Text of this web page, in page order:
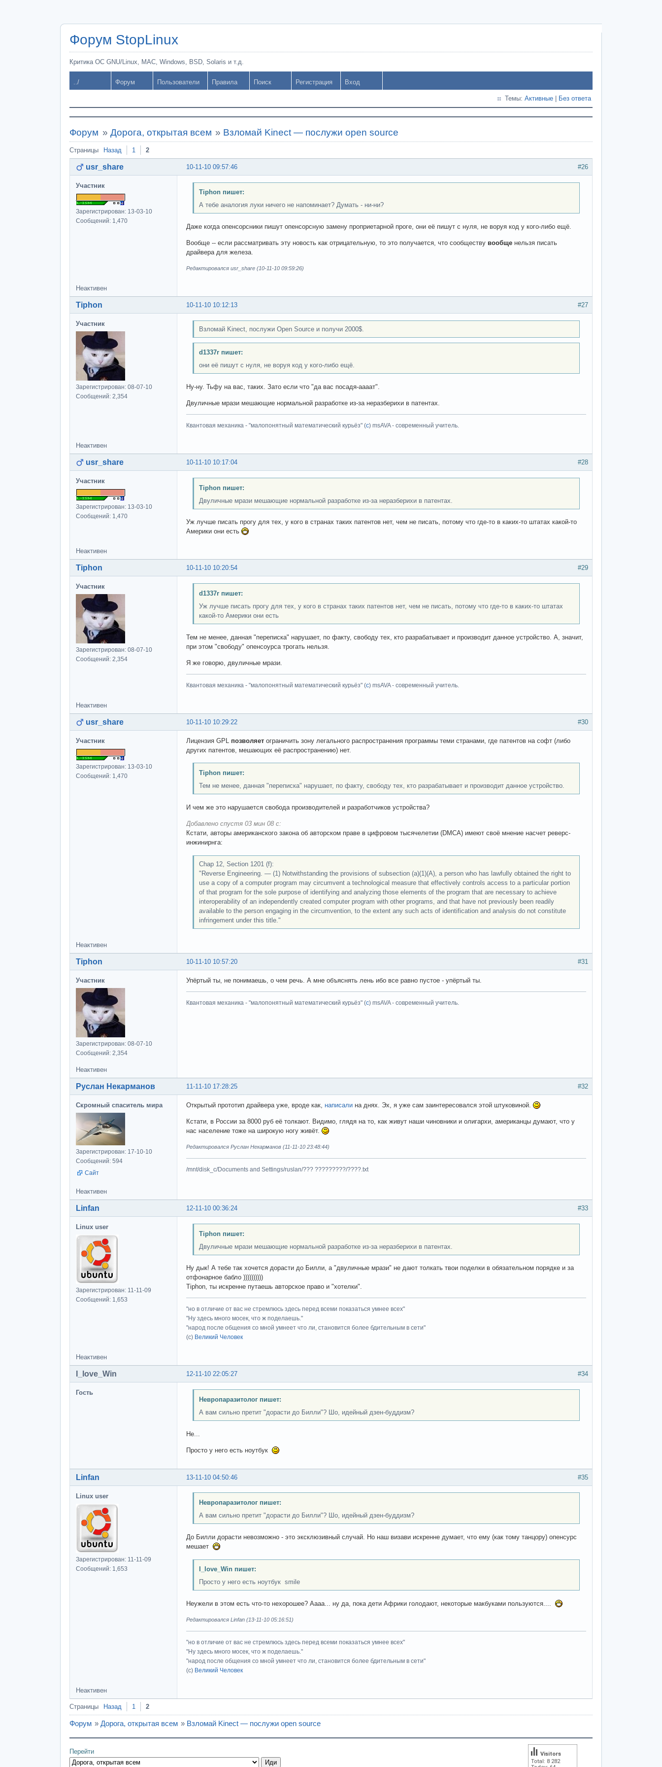
Форум StopLinux
Критика ОС GNU/Linux, MAC, Windows, BSD, Solaris и т.д.
../ Форум Пользователи Правила Поиск Регистрация Вход
Темы: Активные Без ответа
Форум » Дорога, открытая всем » Взломай Kinect — послужи open source
Страницы Назад 1 2
#26
10-11-10 09:57:46
usr_share
Участник
Зарегистрирован: 13-03-10
Сообщений: 1,470
Tiphon пишет:
А тебе аналогия луки ничего не напоминает? Думать - ни-ни?
Даже когда опенсорсники пишут опенсорсную замену проприетарной проге, они её пишут с нуля, не воруя код у кого-либо ещё.
Вообще -- если рассматривать эту новость как отрицательную, то это получается, что сообществу вообще нельзя писать
драйвера для железа.
Редактировался usr_share (10-11-10 09:59:26)
Неактивен
#27
10-11-10 10:12:13
Tiphon
Участник
Зарегистрирован: 08-07-10
Сообщений: 2,354
Взломай Kinect, послужи Open Source и получи 2000$.
d1337r пишет:
они её пишут с нуля, не воруя код у кого-либо ещё.
Ну-ну. Тьфу на вас, таких. Зато если что "да вас посадя-аааат".
Двуличные мрази мешающие нормальной разработке из-за неразберихи в патентах.
Квантовая механика - "малопонятный математический курьёз" (с) msAVA - современный учитель.
Неактивен
#28
10-11-10 10:17:04
usr_share
Участник
Зарегистрирован: 13-03-10
Сообщений: 1,470
Tiphon пишет:
Двуличные мрази мешающие нормальной разработке из-за неразберихи в патентах.
Уж лучше писать прогу для тех, у кого в странах таких патентов нет, чем не писать, потому что где-то в каких-то штатах какой-то
Америки они есть
Неактивен
#29
10-11-10 10:20:54
Tiphon
Участник
Зарегистрирован: 08-07-10
Сообщений: 2,354
d1337r пишет:
Уж лучше писать прогу для тех, у кого в странах таких патентов нет, чем не писать, потому что где-то в каких-то штатах
какой-то Америки они есть
Тем не менее, данная "переписка" нарушает, по факту, свободу тех, кто разрабатывает и производит данное устройство. А, значит,
при этом "свободу" опенсоурса трогать нельзя.
Я же говорю, двуличные мрази.
Квантовая механика - "малопонятный математический курьёз" (с) msAVA - современный учитель.
Неактивен
#30
10-11-10 10:29:22
usr_share
Участник
Зарегистрирован: 13-03-10
Сообщений: 1,470
Лицензия GPL позволяет ограничить зону легального распространения программы теми странами, где патентов на софт (либо
других патентов, мешающих её распространению) нет.
Tiphon пишет:
Тем не менее, данная "переписка" нарушает, по факту, свободу тех, кто разрабатывает и производит данное устройство.
И чем же это нарушается свобода производителей и разработчиков устройства?
Добавлено спустя 03 мин 08 с:
Кстати, авторы американского закона об авторском праве в цифровом тысячелетии (DMCA) имеют своё мнение насчет реверс-
инжинирнга:
Chap 12, Section 1201 (f):
"Reverse Engineering. — (1) Notwithstanding the provisions of subsection (a)(1)(A), a person who has lawfully obtained the right to
use a copy of a computer program may circumvent a technological measure that effectively controls access to a particular portion
of that program for the sole purpose of identifying and analyzing those elements of the program that are necessary to achieve
interoperability of an independently created computer program with other programs, and that have not previously been readily
available to the person engaging in the circumvention, to the extent any such acts of identification and analysis do not constitute
infringement under this title."
Неактивен
#31
10-11-10 10:57:20
Tiphon
Участник
Зарегистрирован: 08-07-10
Сообщений: 2,354
Упёртый ты, не понимаешь, о чем речь. А мне объяснять лень ибо все равно пустое - упёртый ты.
Квантовая механика - "малопонятный математический курьёз" (с) msAVA - современный учитель.
Неактивен
#32
11-11-10 17:28:25
Руслан Некарманов
Скромный спаситель мира
Зарегистрирован: 17-10-10
Сообщений: 594
Сайт
Открытый прототип драйвера уже, вроде как, написали на днях. Эх, я уже сам заинтересовался этой штуковиной.
Кстати, в России за 8000 руб её толкают. Видимо, глядя на то, как живут наши чиновники и олигархи, американцы думают, что у
нас население тоже на широкую ногу живёт.
Редактировался Руслан Некарманов (11-11-10 23:48:44)
/mnt/disk_c/Documents and Settings/ruslan/??? ?????????/????.txt
Неактивен
#33
12-11-10 00:36:24
Linfan
Linux user
Зарегистрирован: 11-11-09
Сообщений: 1,653
Tiphon пишет:
Двуличные мрази мешающие нормальной разработке из-за неразберихи в патентах.
Ну дык! А тебе так хочется дорасти до Билли, а "двуличные мрази" не дают толкать твои поделки в обязательном порядке и за
отфонарное бабло ))))))))))
Tiphon, ты искренне путаешь авторское право и "хотелки".
"но в отличие от вас не стремлюсь здесь перед всеми показаться умнее всех"
"Ну здесь много мосек, что ж поделаешь."
"народ после общения со мной умнеет что ли, становится более бдительным в сети"
(с) Великий Человек
Неактивен
#34
12-11-10 22:05:27
I_love_Win
Гость
Невропаразитолог пишет:
А вам сильно претит "дорасти до Билли"? Шо, идейный дзен-буддизм?
Не...
Просто у него есть ноутбук
#35
13-11-10 04:50:46
Linfan
Linux user
Зарегистрирован: 11-11-09
Сообщений: 1,653
Невропаразитолог пишет:
А вам сильно претит "дорасти до Билли"? Шо, идейный дзен-буддизм?
До Билли дорасти невозможно - это эксклюзивный случай. Но наш визави искренне думает, что ему (как тому танцору) опенсурс
мешает
I_love_Win пишет:
Просто у него есть ноутбук smile
Неужели в этом есть что-то нехорошее? Аааа... ну да, пока дети Африки голодают, некоторые макбуками пользуются....
Редактировался Linfan (13-11-10 05:16:51)
"но в отличие от вас не стремлюсь здесь перед всеми показаться умнее всех"
"Ну здесь много мосек, что ж поделаешь."
"народ после общения со мной умнеет что ли, становится более бдительным в сети"
(с) Великий Человек
Неактивен
Страницы Назад 1 2
Форум » Дорога, открытая всем » Взломай Kinect — послужи open source
Перейти
Total: 8 282
Visitors